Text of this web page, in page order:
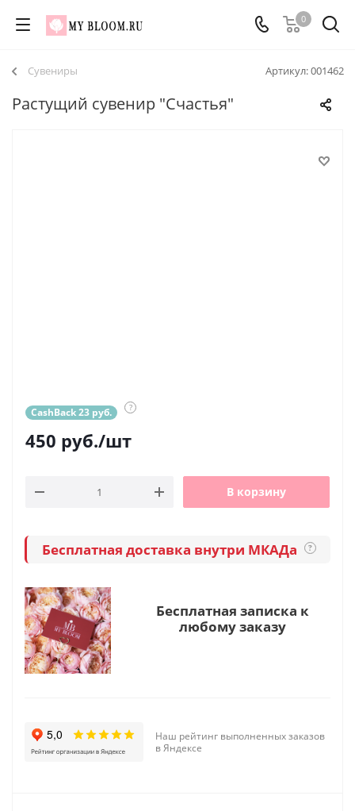
0
Артикул:001462
Сувениры
Растущий сувенир "Счастья"
CashBack 23 руб. ?
450 руб./шт
В корзину
Бесплатная доставка внутри МКАДа ?
Бесплатная записка к
любому заказу
Наш рейтинг выполненных заказов
в Яндексе